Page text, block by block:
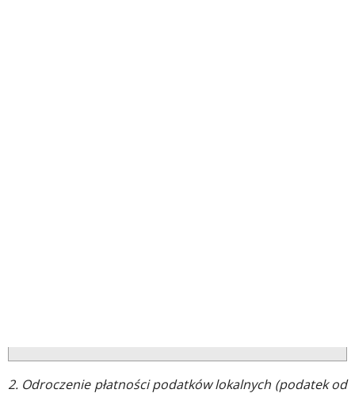
2. Odroczenie płatności podatków lokalnych (podatek od